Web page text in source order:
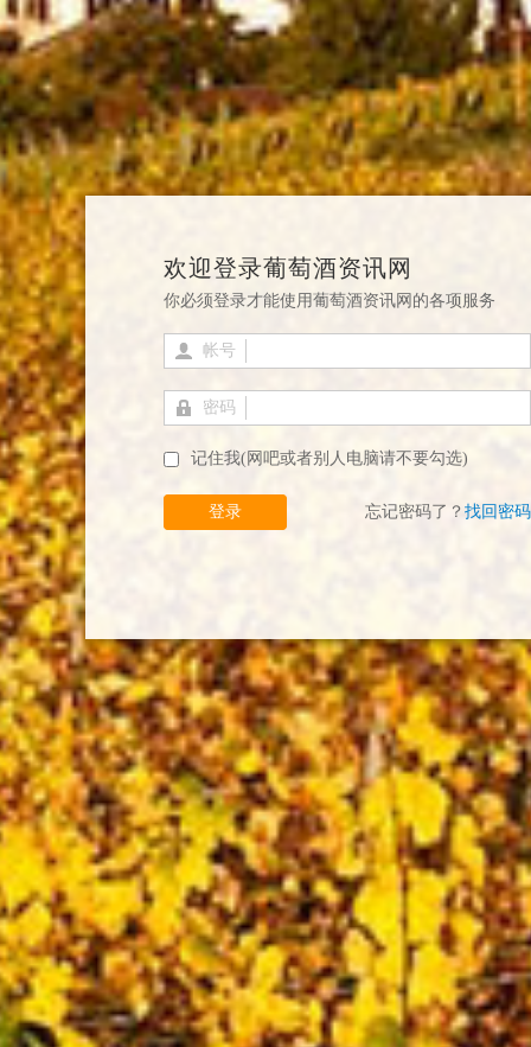
欢迎登录葡萄酒资讯网
你必须登录才能使用葡萄酒资讯网的各项服务
帐号
密码
记住我(网吧或者别人电脑请不要勾选)
登录 忘记密码了？ 找回密码